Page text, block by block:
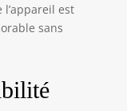
est
sans